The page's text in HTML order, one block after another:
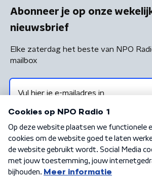
Abonneer je op onze
nieuwsbrief
Elke zaterdag het beste van NPO
mailbox
Algemene voorwaarden